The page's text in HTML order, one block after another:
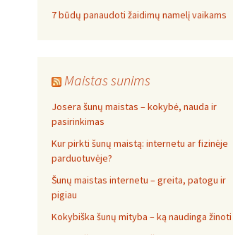
7 būdų panaudoti žaidimų namelį vaikams
Maistas sunims
Josera šunų maistas – kokybė, nauda ir
pasirinkimas
Kur pirkti šunų maistą: internetu ar fizinėje
parduotuvėje?
Šunų maistas internetu – greita, patogu ir
pigiau
Kokybiška šunų mityba – ką naudinga žinoti